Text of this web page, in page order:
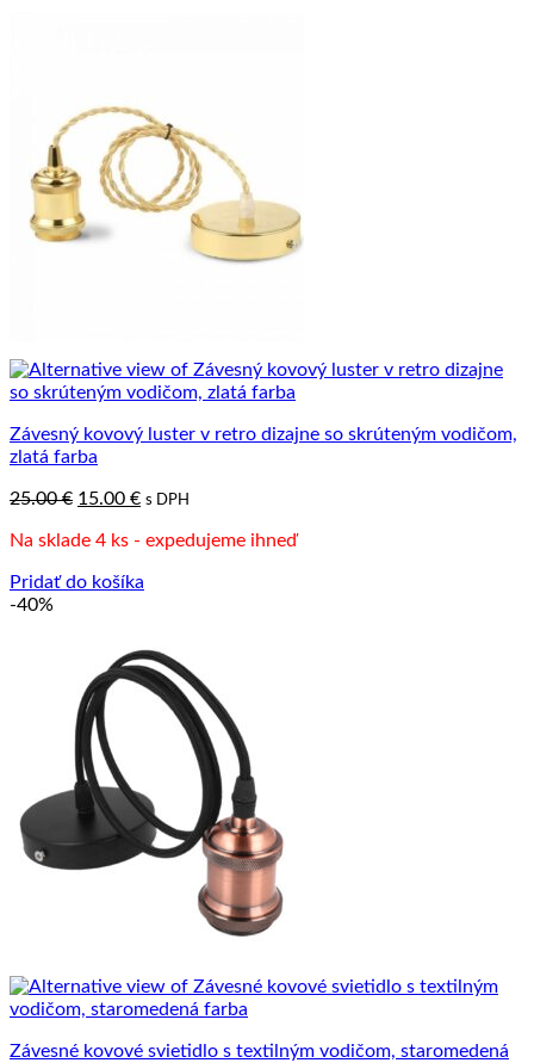
Závesný kovový luster v retro dizajne so skrúteným vodičom,
zlatá farba
25.00€ Pôvodná
bola:
15.00 €Aktuálna
je:
s DPH
Na sklade 4 ks - expedujeme ihneď
Pridať do košíka
-40%
Závesné kovové svietidlo s textilným vodičom, staromedená